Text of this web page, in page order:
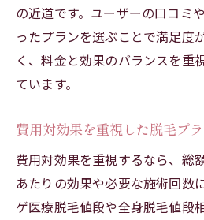
の近道です。ユーザーの口コミ
ったプランを選ぶことで満足度
く、料金と効果のバランスを重
ています。
費用対効果を重視した脱毛プ
費用対効果を重視するなら、総
あたりの効果や必要な施術回数
ゲ医療脱毛値段や全身脱毛値段